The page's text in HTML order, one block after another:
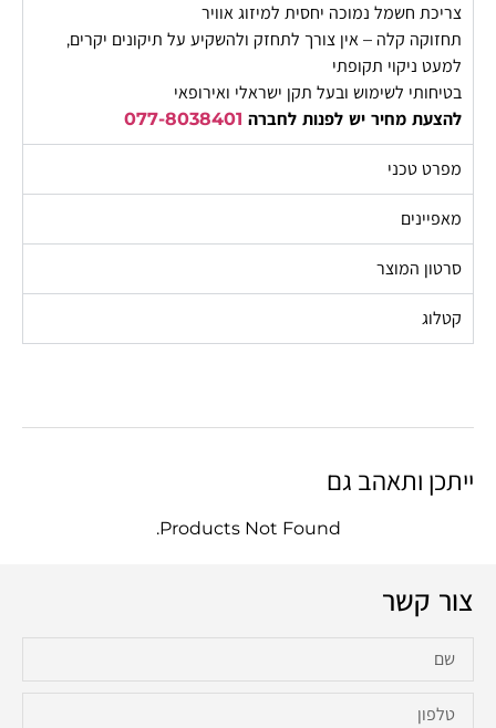
צריכת חשמל נמוכה יחסית למיזוג אוויר
תחזוקה קלה – אין צורך לתחזק ולהשקיע על תיקונים יקרים,
למעט ניקוי תקופתי
בטיחותי לשימוש ובעל תקן ישראלי ואירופאי
להצעת מחיר יש לפנות לחברה 077-8038401
מפרט טכני
מאפיינים
סרטון המוצר
קטלוג
ייתכן ותאהב גם
Products Not Found.
צור קשר